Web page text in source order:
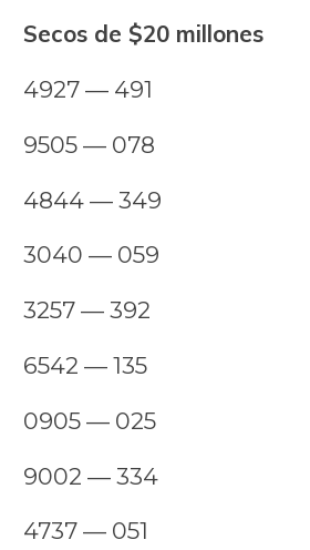
Secos de $20 millones
4927 — 491
9505 — 078
4844 — 349
3040 — 059
3257 — 392
6542 — 135
0905 — 025
9002 — 334
4737 — 051